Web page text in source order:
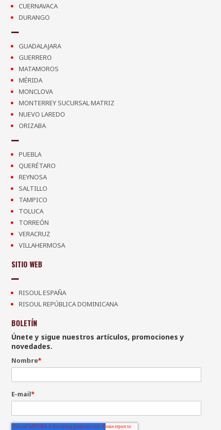
CUERNAVACA
DURANGO
GUADALAJARA
GUERRERO
MATAMOROS
MÉRIDA
MONCLOVA
MONTERREY SUCURSAL MATRIZ
NUEVO LAREDO
ORIZABA
PUEBLA
QUERÉTARO
REYNOSA
SALTILLO
TAMPICO
TOLUCA
TORREÓN
VERACRUZ
VILLAHERMOSA
SITIO WEB
RISOUL ESPAÑA
RISOUL REPÚBLICA DOMINICANA
BOLETÍN
Únete y sigue nuestros artículos, promociones y
novedades.
Nombre*
E-mail*